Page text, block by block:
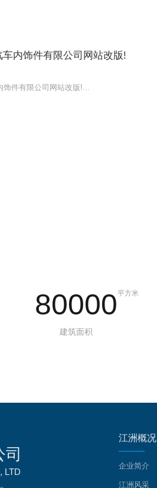
内饰件有限公司网站改版!
饰件有限公司网站改版!...
80000平方米
建筑面积
LTD
江洲概况
企业简介
江洲风采